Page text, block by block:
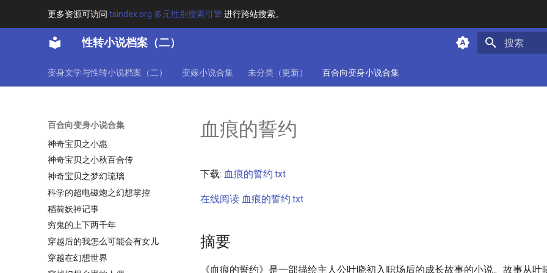
更多资源可访问 tsindex.org 多元性别搜索引擎进行跨站搜索。
性转小说档案（二）
变身文学与性转小说档案（二） 变嫁小说合集 未分类（更新） 百合向变身小说合集
百合向变身小说合集
直播变身海贼女帝
真理与死亡之书
真白同学好像有点怪
破寰碎宇
神之祭奠
神奇宝贝之小惠
神奇宝贝之小秋百合传
神奇宝贝之梦幻琉璃
科学的超电磁炮之幻想掌控
稻荷妖神记事
穷鬼的上下两千年
穿越后的我怎么可能会有女儿
穿越在幻想世界
血痕的誓约
下载: 血痕的誓约.txt
在线阅读 血痕的誓约.txt
摘要
《血痕的誓约》是一部描绘主人公叶晓初入职场后的成长故事的小说。故事从叶